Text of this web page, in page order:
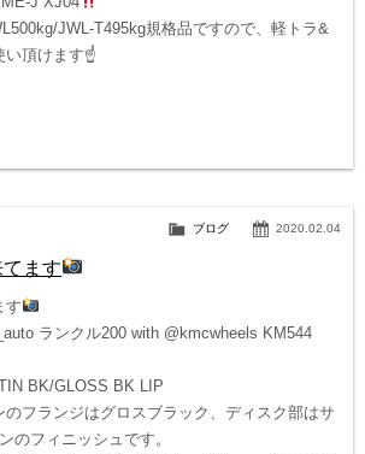
JWL-T495kg規格品ですので、軽トラ&
い頂けます☝️
2020.02.04
ブログ
ます
す
ランクル200 with @kmcwheels KM544
BK/GLOSS BK LIP
のフランジはグロスブラック、ディスク部はサ
のフィニッシュです。